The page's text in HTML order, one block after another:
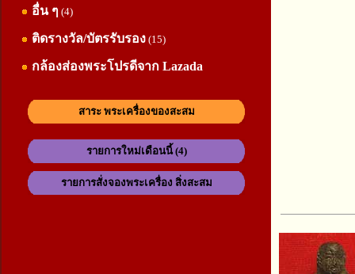
อื่น ๆ (4)
ติดรางวัล/บัตรรับรอง (15)
กล้องส่องพระโปรดีจาก Lazada
สาระ พระเครื่องของสะสม
รายการใหม่เดือนนี้ (4)
รายการสั่งจองพระเครื่อง สิ่งสะสม